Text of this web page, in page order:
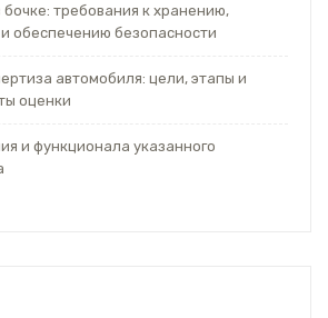
требования к хранению,
обеспечению безопасности
автомобиля: цели, этапы и
оценки
и функционала указанного